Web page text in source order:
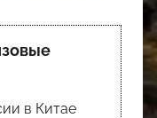
в Китае